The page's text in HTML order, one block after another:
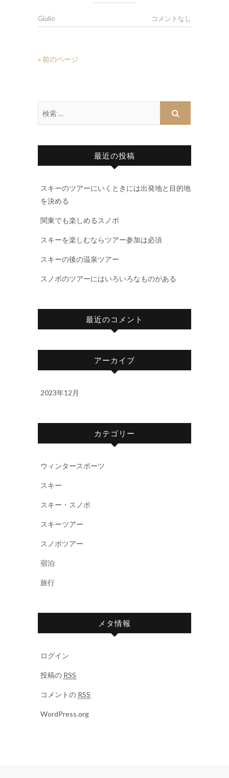
Giulio コメントなし
« 前のページ
最近の投稿
スキーのツアーにいくときには出発地と目的地
を決める
関東でも楽しめるスノボ
スキーを楽しむならツアー参加は必須
スキーの後の温泉ツアー
スノボのツアーにはいろいろなものがある
最近のコメント
アーカイブ
2023年12月
カテゴリー
ウィンタースポーツ
スキー
スキー・スノボ
スキーツアー
スノボツアー
宿泊
旅行
メタ情報
ログイン
投稿の RSS
コメントの RSS
WordPress.org